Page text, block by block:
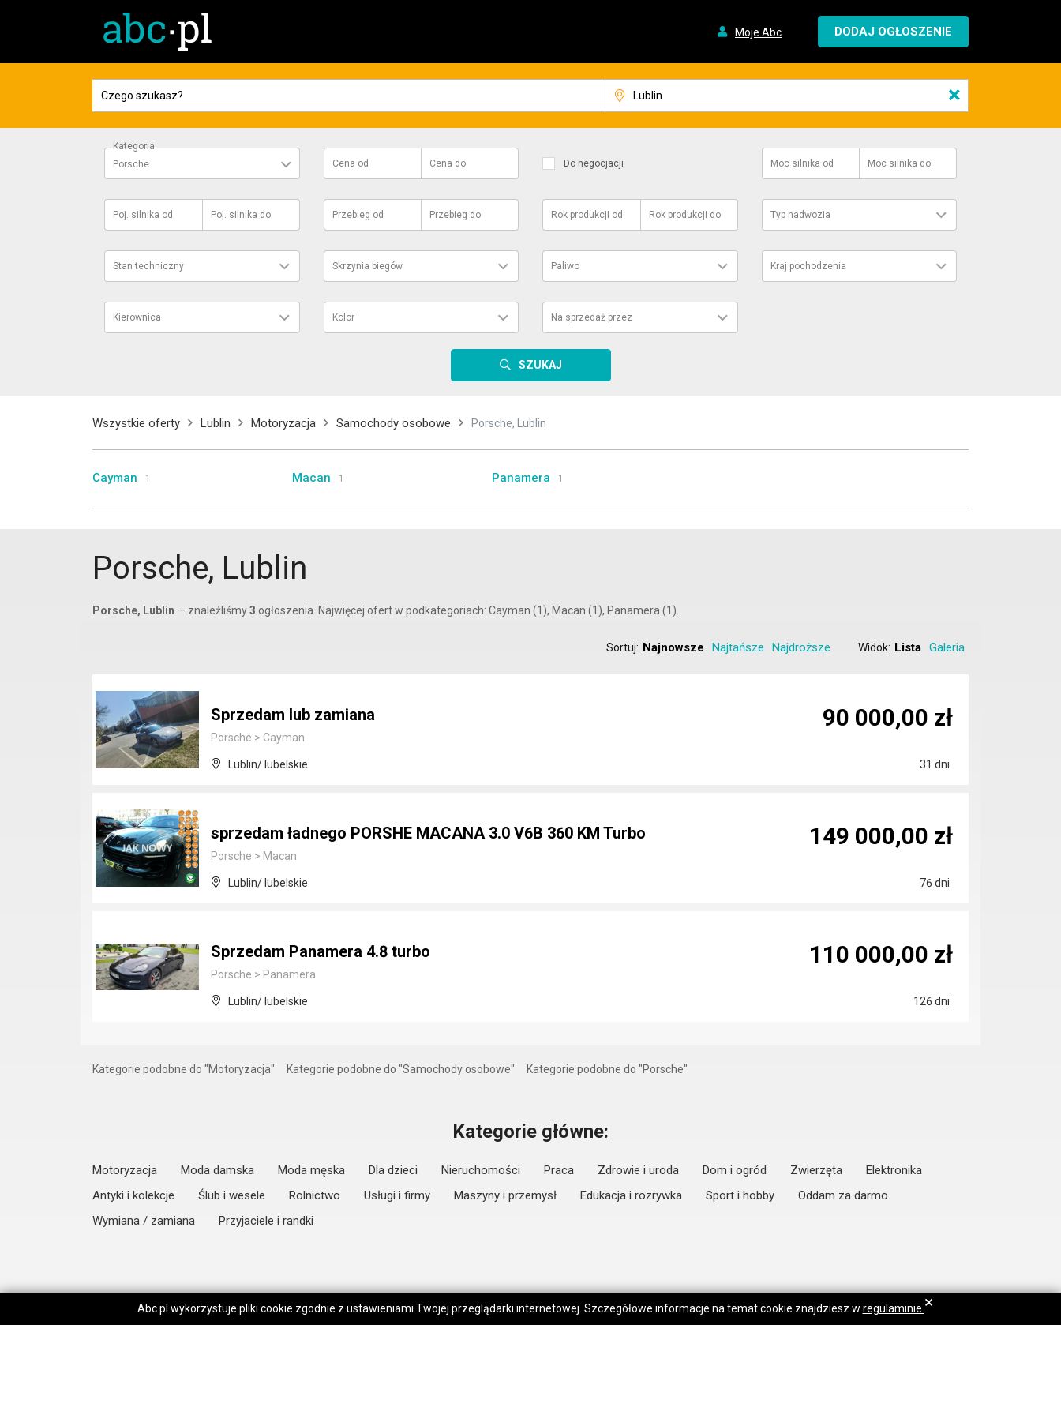
Moje Abc DODAJ OGŁOSZENIE
×
Kategoria
Porsche
Cena od Cena do Do negocjacji Moc silnika od Moc silnika do
Poj. silnika od Poj. silnika do Przebieg od Przebieg do Rok produkcji od Rok produkcji do Typ nadwozia
Stan techniczny Skrzynia biegów Paliwo Kraj pochodzenia
Kierownica Kolor Na sprzedaż przez
SZUKAJ
Wszystkie oferty Lublin Motoryzacja Samochody osobowe Porsche, Lublin
Cayman 1 Macan 1 Panamera 1
Porsche, Lublin
Porsche, Lublin — znaleźliśmy3 ogłoszenia. Najwięcej ofert w podkategoriach: Cayman (1), Macan (1), Panamera (1).
Sortuj: Najnowsze Najtańsze Najdroższe Widok: Lista Galeria
Sprzedam lub zamiana
Porsche > Cayman
Lublin/ lubelskie 31 dni
90 000,00 zł
sprzedam ładnego PORSHE MACANA 3.0 V6B 360 KM Turbo
Porsche > Macan
Lublin/ lubelskie 76 dni
149 000,00 zł
Sprzedam Panamera 4.8 turbo
Porsche > Panamera
Lublin/ lubelskie 126 dni
110 000,00 zł
Kategorie podobne do "Motoryzacja" Kategorie podobne do "Samochody osobowe" Kategorie podobne do "Porsche"
Kategorie główne:
Motoryzacja Moda damska Moda męska Dla dzieci Nieruchomości Praca Zdrowie i uroda Dom i ogród Zwierzęta
Elektronika
Antyki i kolekcje
Ślub i wesele Rolnictwo Usługi i firmy Maszyny i przemysł Edukacja i rozrywka Sport i hobby
Oddam za darmo
Wymiana / zamiana
Przyjaciele i randki
Abc.pl wykorzystuje pliki cookie zgodnie z ustawieniami Twojej przeglądarki internetowej. Szczegółowe informacje na temat cookie znajdziesz w regulaminie. ×